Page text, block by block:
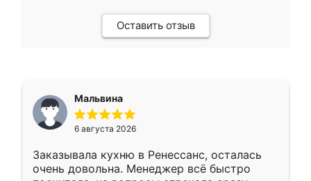
Оставить отзыв
Мальвина
6 августа 2026
Заказывала кухню в Ренессанс, осталась
очень довольна. Менеджер всё быстро